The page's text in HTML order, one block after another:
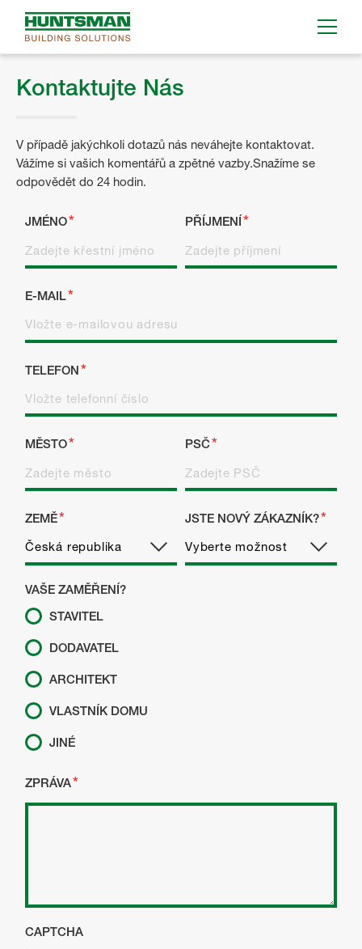
Kontaktujte Nás
V případě jakýchkoli dotazů nás neváhejte kontaktovat.
Vážíme si vašich komentářů a zpětné vazby.Snažíme se
odpovědět do 24 hodin.
JMÉNO PŘÍJMENÍ
E-MAIL
TELEFON
MĚSTO PSČ
ZEMĚ JSTE NOVÝ ZÁKAZNÍK?
VAŠE ZAMĚŘENÍ?
STAVITEL
DODAVATEL
ARCHITEKT
VLASTNÍK DOMU
JINÉ
ZPRÁVA
CAPTCHA